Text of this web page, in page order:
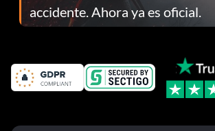
accidente. Ahora ya es oficial.